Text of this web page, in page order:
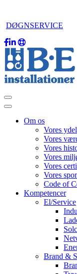
DØGNSERVICE
Om os
Vores
Vores
Vores
Vores
Vores
Vores
Code of
Kompetencer
El/Service
Brand &